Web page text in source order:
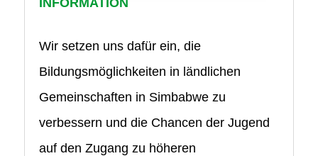
INFORMATION
Wir setzen uns dafür ein, die
Bildungsmöglichkeiten in ländlichen
Gemeinschaften in Simbabwe zu
verbessern und die Chancen der Jugend
auf den Zugang zu höheren